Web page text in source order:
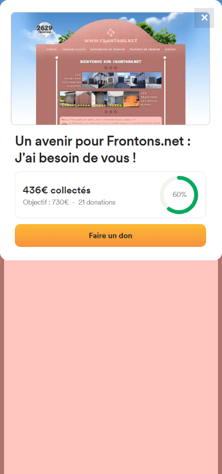
FRONTONS.NET
RECHERCHER UN FRONTON
PROPOSER UN FRONTON
4867
frontons
42193 Blacos, Soria Espagne
Photos Commentaires et avis
✕